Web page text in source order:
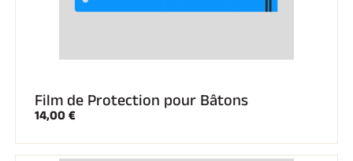
Film de Protection pour Bâtons
14,00 €